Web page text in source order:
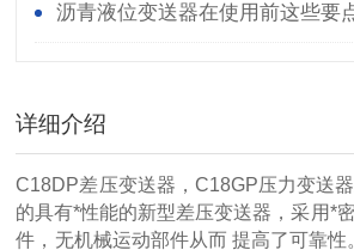
沥青液位变送器在使用前这些要
详细介绍
C18DP差压变送器，C18GP压力变送
的具有*性能的新型差压变送器，采用*
件，无机械运动部件从而 提高了可靠